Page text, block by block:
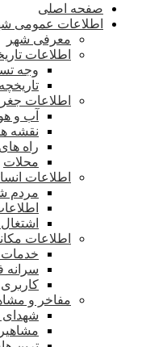
صفحه اصلی
اطلاعات عمومی
معرفی شهر
اطلاعات
وجه
اطلاعات
آب و
نقشه
راه
محلات
اطلاعات
مردم
اطلاعات
خدمات
سرانه
مفاخر و
شهدای